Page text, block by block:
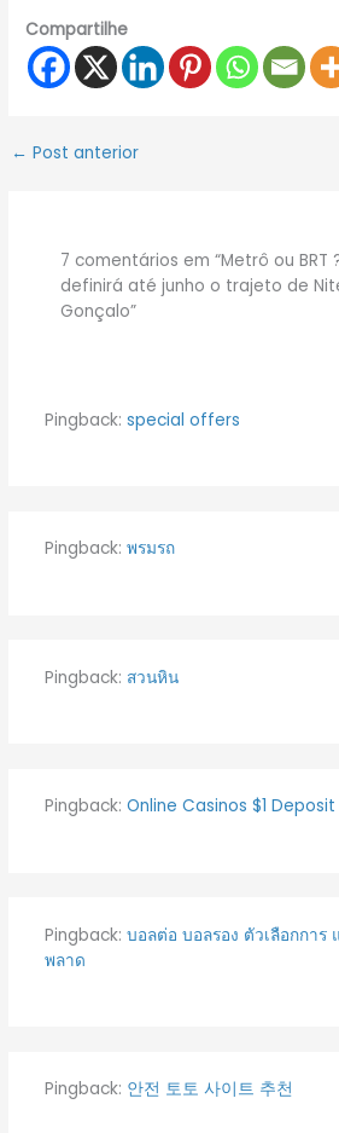
Compartilhe
← Post anterior
7 comentários em “Metrô ou BRT
definirá até junho o trajeto de
Gonçalo”
Pingback: special offers
Pingback: พรมรถ
Pingback: สวนหิน
Pingback: Online Casinos $1 Deposit
Pingback: บอลต่อ บอลรอง ตัวเลือกการ
พลาด
Pingback: 안전 토토 사이트 추천